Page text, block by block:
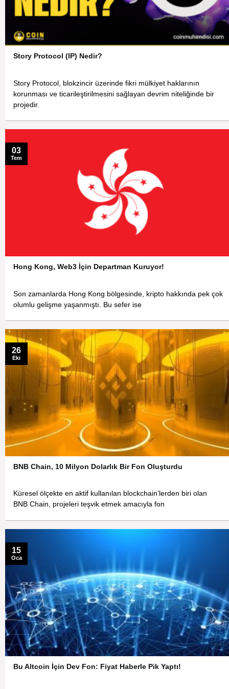
Story Protocol (IP) Nedir?
Story Protocol, blokzincir üzerinde fikri mülkiyet haklarının
korunması ve ticarileştirilmesini sağlayan devrim niteliğinde bir
projedir.
Hong Kong, Web3 İçin Departman Kuruyor!
Son zamanlarda Hong Kong bölgesinde, kripto hakkında pek çok
olumlu gelişme yaşanmıştı. Bu sefer ise
03
Tem
BNB Chain, 10 Milyon Dolarlık Bir Fon Oluşturdu
Küresel ölçekte en aktif kullanılan blockchain’lerden biri olan
BNB Chain, projeleri teşvik etmek amacıyla fon
26
Eki
Bu Altcoin İçin Dev Fon: Fiyat Haberle Pik Yaptı!
15
Oca